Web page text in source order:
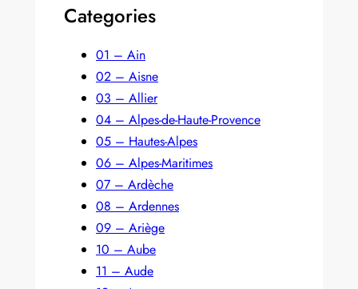
Categories
01 – Ain
02 – Aisne
03 – Allier
04 – Alpes-de-Haute-Provence
05 – Hautes-Alpes
06 – Alpes-Maritimes
07 – Ardèche
08 – Ardennes
09 – Ariège
10 – Aube
11 – Aude